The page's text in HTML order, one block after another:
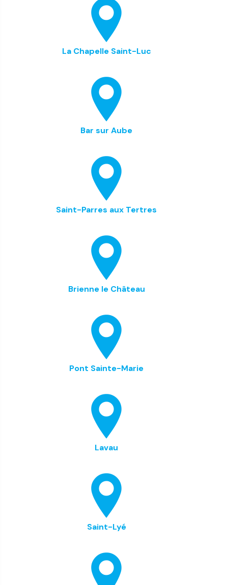
La Chapelle Saint-Luc
Bar sur Aube
Saint-Parres aux Tertres
Brienne le Château
Pont Sainte-Marie
Lavau
Saint-Lyé